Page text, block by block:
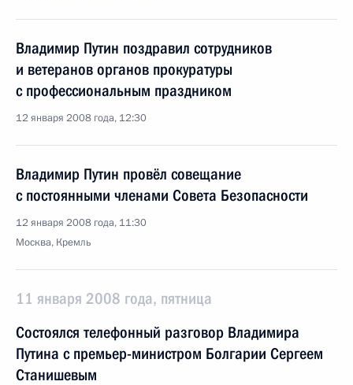
Владимир Путин поздравил сотрудников
и ветеранов органов прокуратуры
с профессиональным праздником
12 января 2008 года, 12:30
Владимир Путин провёл совещание
с постоянными членами Совета Безопасности
12 января 2008 года, 11:30
Москва, Кремль
11 января 2008 года, пятница
Состоялся телефонный разговор Владимира
Путина с премьер-министром Болгарии Сергеем
Станишевым